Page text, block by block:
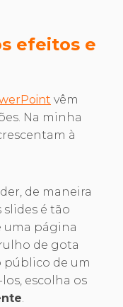
efeitos e
vêm
Na minha
à
de maneira
slides é tão
uma página
de gota
público de um
escolha os